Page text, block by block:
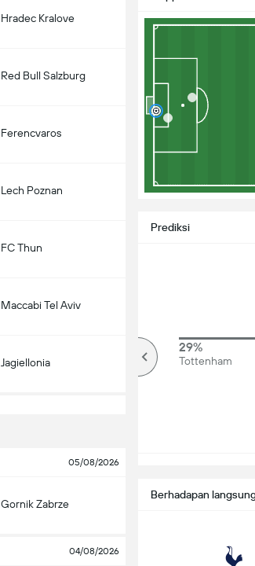
Hradec Kralove
Red Bull Salzburg
Ferencvaros
Lech Poznan
FC Thun
Maccabi Tel Aviv
Jagiellonia
05/08/2026
Gornik Zabrze
04/08/2026
Prediksi
29%
Tottenham
Berhadapan